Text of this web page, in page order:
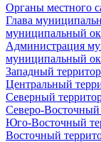
Органы местного
Глава
муниципальный
Администрация
муниципальный
Западный
Центральный
Северный
Северо-Восточный
Юго-Восточный
Восточный